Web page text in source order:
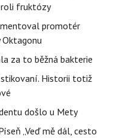
roli fruktózy
promotér
za to běžná bakterie
Historii totiž
došlo u Mety
„Veď mě dál, cesto